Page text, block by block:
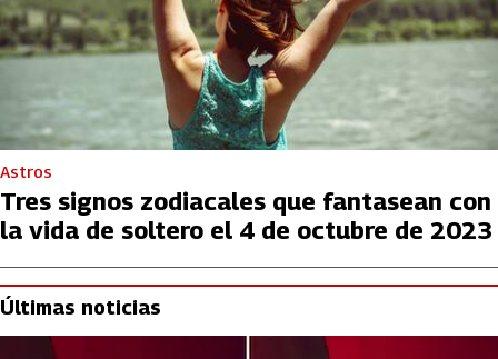
Astros
Tres signos zodiacales que fantasean con
la vida de soltero el 4 de octubre de 2023
Últimas noticias